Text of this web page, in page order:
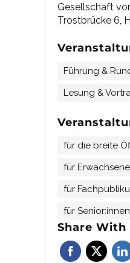
Gesellschaft
Trostbrücke 6,
Führung &
Lesung &
für die breite
für Erwachsene
für
für Senior:innen
Share With